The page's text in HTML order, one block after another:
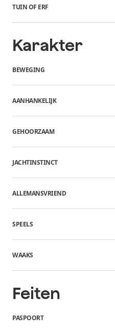
TUIN OF ERF
Karakter
BEWEGING
AANHANKELIJK
GEHOORZAAM
JACHTINSTINCT
ALLEMANSVRIEND
SPEELS
WAAKS
Feiten
PASPOORT